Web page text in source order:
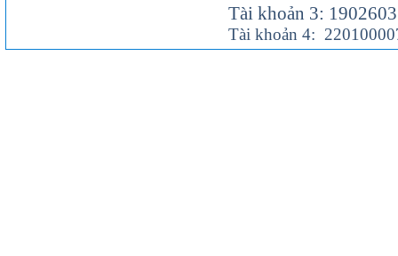
Tài khoản 3:
Tài khoản 4: